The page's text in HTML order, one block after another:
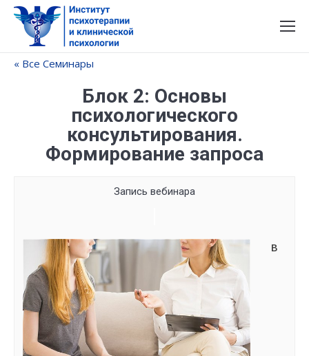
« Все Семинары
Блок 2: Основы
психологического
консультирования.
Формирование запроса
Запись вебинара
В